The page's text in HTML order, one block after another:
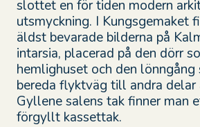
slottet en för tiden modern
utsmyckning. I Kungsgemaket
äldst bevarade bilderna på
intarsia, placerad på den dörr
hemlighuset och den lönngång
bereda flyktväg till andra
Gyllene salens tak finner man
förgyllt kassettak.